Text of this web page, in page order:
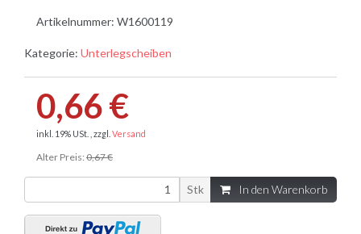
Artikelnummer: W1600119
Kategorie: Unterlegscheiben
0,66 €
inkl. 19% USt. , zzgl. Versand
Alter Preis: 0,67 €
Stk In den Warenkorb